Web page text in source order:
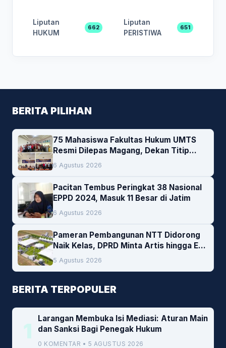
Liputan
HUKUM
662
Liputan
PERISTIWA
651
BERITA PILIHAN
75 Mahasiswa Fakultas Hukum UMTS
Resmi Dilepas Magang, Dekan Titip
Empat Pesan Penting
6 Agustus 2026
Pacitan Tembus Peringkat 38 Nasional
EPPD 2024, Masuk 11 Besar di Jatim
6 Agustus 2026
Pameran Pembangunan NTT Didorong
Naik Kelas, DPRD Minta Artis hingga EO
Lokal Jadi Prioritas
5 Agustus 2026
BERITA TERPOPULER
1
Larangan Membuka Isi Mediasi: Aturan Main
dan Sanksi Bagi Penegak Hukum
0 KOMENTAR • 5 AGUSTUS 2026